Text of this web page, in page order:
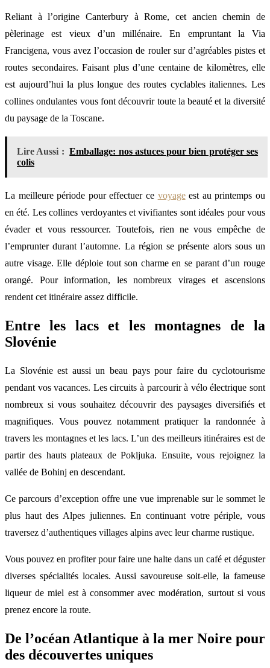
Reliant à l’origine Canterbury à Rome, cet ancien chemin de
pèlerinage est vieux d’un millénaire. En empruntant la Via
Francigena, vous avez l’occasion de rouler sur d’agréables pistes et
routes secondaires. Faisant plus d’une centaine de kilomètres, elle
est aujourd’hui la plus longue des routes cyclables italiennes. Les
collines ondulantes vous font découvrir toute la beauté et la diversité
du paysage de la Toscane.
Lire Aussi : Emballage: nos astuces pour bien protéger ses
colis
La meilleure période pour effectuer ce voyageest au printemps ou
en été. Les collines verdoyantes et vivifiantes sont idéales pour vous
évader et vous ressourcer. Toutefois, rien ne vous empêche de
l’emprunter durant l’automne. La région se présente alors sous un
autre visage. Elle déploie tout son charme en se parant d’un rouge
orangé. Pour information, les nombreux virages et ascensions
rendent cet itinéraire assez difficile.
Entre les lacs et les montagnes de la
Slovénie
La Slovénie est aussi un beau pays pour faire du cyclotourisme
pendant vos vacances. Les circuits à parcourir à vélo électrique sont
nombreux si vous souhaitez découvrir des paysages diversifiés et
magnifiques. Vous pouvez notamment pratiquer la randonnée à
travers les montagnes et les lacs. L’un des meilleurs itinéraires est de
partir des hauts plateaux de Pokljuka. Ensuite, vous rejoignez la
vallée de Bohinj en descendant.
Ce parcours d’exception offre une vue imprenable sur le sommet le
plus haut des Alpes juliennes. En continuant votre périple, vous
traversez d’authentiques villages alpins avec leur charme rustique.
Vous pouvez en profiter pour faire une halte dans un café et déguster
diverses spécialités locales. Aussi savoureuse soit-elle, la fameuse
liqueur de miel est à consommer avec modération, surtout si vous
prenez encore la route.
De l’océan Atlantique à la mer Noire pour
des découvertes uniques